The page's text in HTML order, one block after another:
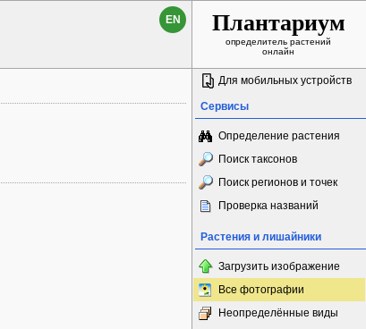
EN Плантариум
определитель растений
онлайн
Для мобильных устройств
Сервисы
Определение растения
Поиск таксонов
Поиск регионов и точек
Проверка названий
Растения и лишайники
Загрузить изображение
Все фотографии
Неопределённые виды